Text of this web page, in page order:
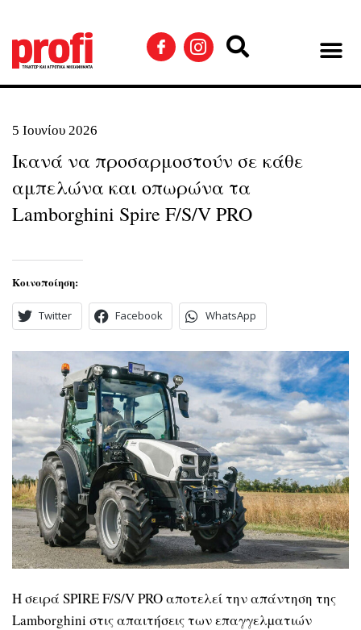
5 Ιουνίου 2026
Ικανά να προσαρμοστούν σε κάθε
αμπελώνα και οπωρώνα τα
Lamborghini Spire F/S/V PRO
Κοινοποίηση:
Twitter Facebook WhatsApp
Η σειρά SPIRE F/S/V PRO αποτελεί την απάντηση της
Lamborghini στις απαιτήσεις των επαγγελµατιών